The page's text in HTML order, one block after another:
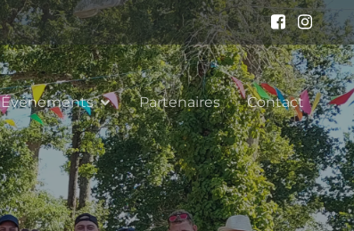
Événements Partenaires Contact